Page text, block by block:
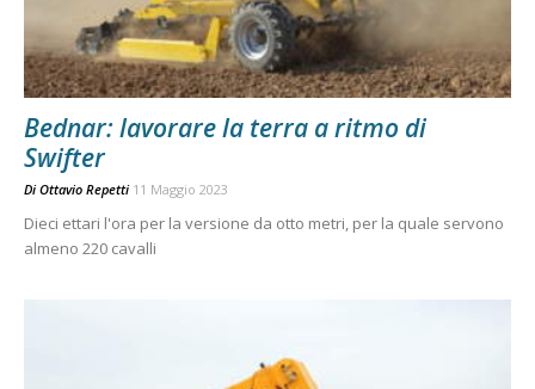
Bednar: lavorare la terra a ritmo di
Swifter
Di Ottavio Repetti 11 Maggio 2023
Dieci ettari l'ora per la versione da otto metri, per la quale servono
almeno 220 cavalli